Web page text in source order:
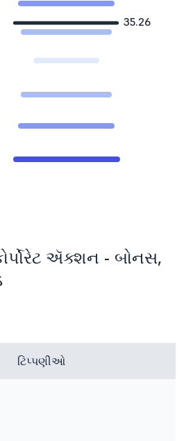
35.26
ઍક્શન - બોનસ,
ટિપ્પણીઓ